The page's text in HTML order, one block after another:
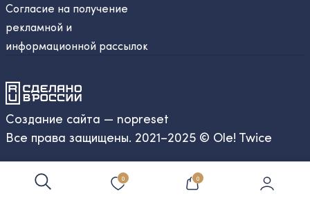
0 0
Согласие на получение
рекламной и
информационной рассылок
Создание сайта — nopreset
Все права защищены. 2021–2025 © Ole! Twice